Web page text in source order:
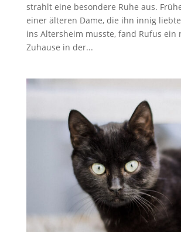
strahlt eine besondere Ruhe aus.
einer älteren Dame, die ihn innig
ins Altersheim musste, fand Rufus ein
Zuhause in der...